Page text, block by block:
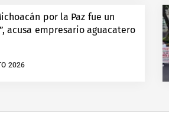
por la Paz fue un
acusa empresario aguacatero
2026